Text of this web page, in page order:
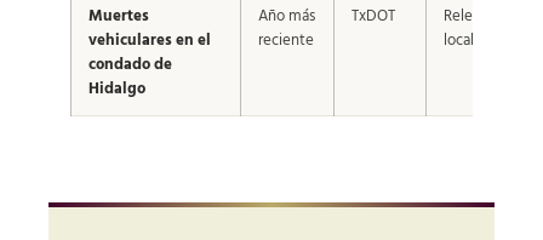
Muertes
vehiculares en el
condado de
Hidalgo
Año más
reciente
TxDOT
Relevancia
local